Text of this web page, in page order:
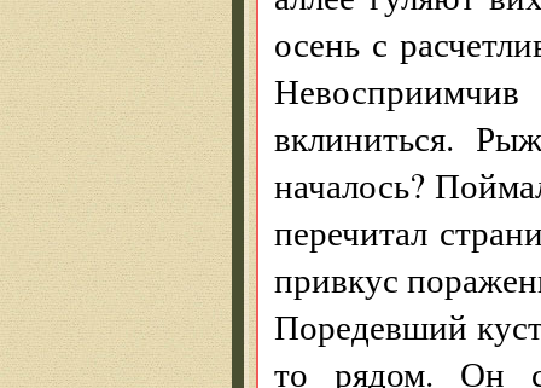
осень с
вклиниться.
началось?
перечитал
привкус
Поредевший
то рядом. Он